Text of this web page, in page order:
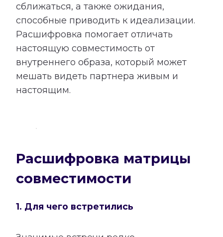
сближаться, а также ожидания,
способные приводить к идеализации.
Расшифровка помогает отличать
настоящую совместимость от
внутреннего образа, который может
мешать видеть партнера живым и
настоящим.
Расшифровка матрицы
совместимости
1. Для чего встретились